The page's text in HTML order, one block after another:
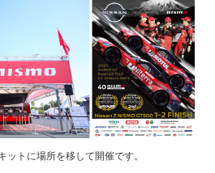
トに場所を移して開催です。